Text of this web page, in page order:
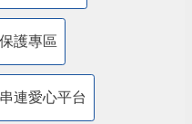
護專區
連愛心平台